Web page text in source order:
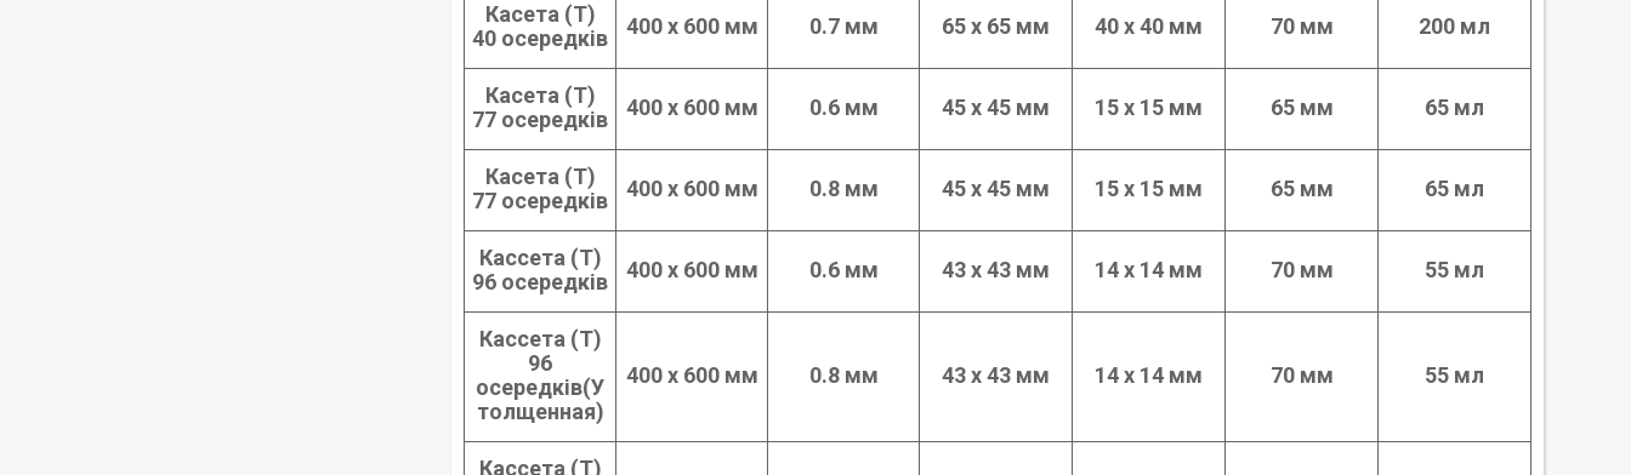
Касета (Т)
40 осередків
400 х 600 мм 0.7 мм 65 х 65 мм 40 х 40 мм 70 мм 200 мл
Касета (Т)
77 осередків
400 х 600 мм 0.6 мм 45 х 45 мм 15 х 15 мм 65 мм 65 мл
Касета (Т)
77 осередків
400 х 600 мм 0.8 мм 45 х 45 мм 15 х 15 мм 65 мм 65 мл
Кассета (Т)
96 осередків
400 х 600 мм 0.6 мм 43 х 43 мм 14 х 14 мм 70 мм 55 мл
Кассета (Т)
96
осередків(У
толщенная)
400 х 600 мм 0.8 мм 43 х 43 мм 14 х 14 мм 70 мм 55 мл
Кассета (Т)